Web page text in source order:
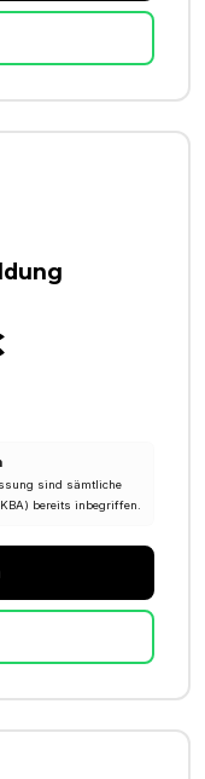
sind sämtliche
bereits inbegriffen.